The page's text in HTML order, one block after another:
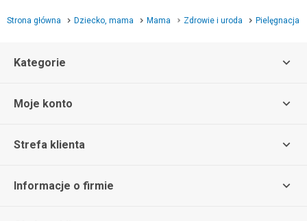
Strona główna Dziecko, mama Mama Zdrowie i uroda Pielęgnacja
Kategorie
Moje konto
Strefa klienta
Informacje o firmie